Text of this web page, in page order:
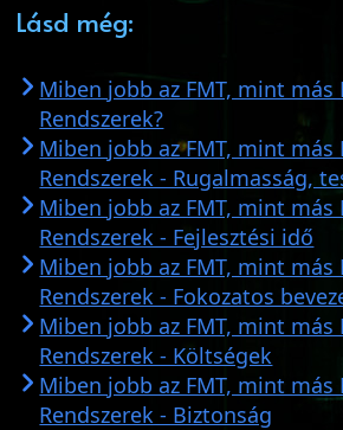
Lásd még:
Miben jobb az FMT, mint más
Rendszerek?
Miben jobb az FMT, mint más
Rendszerek - Rugalmasság,
Miben jobb az FMT, mint más
Rendszerek - Fejlesztési idő
Miben jobb az FMT, mint más
Rendszerek - Fokozatos
Miben jobb az FMT, mint más
Rendszerek - Költségek
Miben jobb az FMT, mint más
Rendszerek - Biztonság